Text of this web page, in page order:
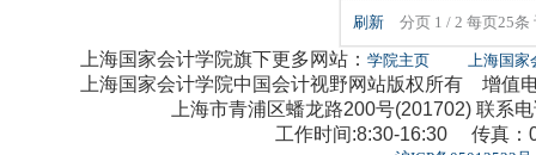
刷新 分页 1 / 2 每页25条
上海国家会计学院旗下更多网站： 学院主页 上海国家
上海国家会计学院中国会计视野网站版权所有 增值
上海市青浦区蟠龙路200号(201702) 联系
工作时间:8:30-16:30 传真：